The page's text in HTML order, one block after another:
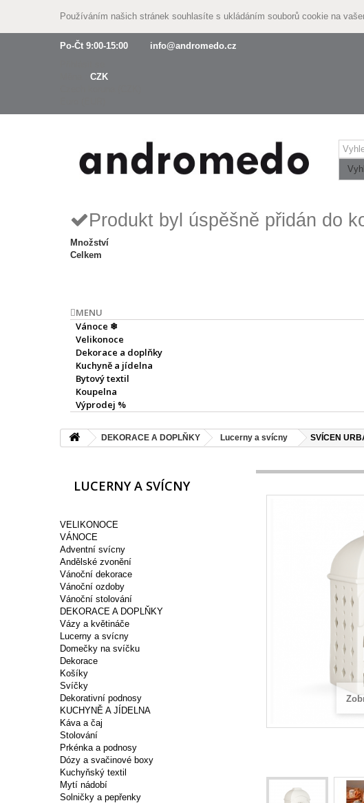
Používáním našich stránek souhlasíte s ukládáním souborů cookie na
Po-Čt 9:00-15:00
info@andromedo.cz
CZK
Produkt byl úspěšně přidán do
Množství
Celkem
MENU
Vánoce ❄
Velikonoce
Dekorace a doplňky
Kuchyně a jídelna
Bytový textil
Koupelna
Výprodej %
DEKORACE A DOPLŇKY Lucerny a svícny SVÍCEN
LUCERNY A SVÍCNY
VELIKONOCE
VÁNOCE
Adventní svícny
Andělské zvonění
Vánoční dekorace
Vánoční ozdoby
Vánoční stolování
DEKORACE A DOPLŇKY
Vázy a květináče
Lucerny a svícny
Domečky na svíčku
Dekorace
Košíky
Svíčky
Dekorativní podnosy
KUCHYNĚ A JÍDELNA
Káva a čaj
Stolování
Prkénka a podnosy
Dózy a svačinové boxy
Kuchyňský textil
Mytí nádobí
Solničky a pepřenky